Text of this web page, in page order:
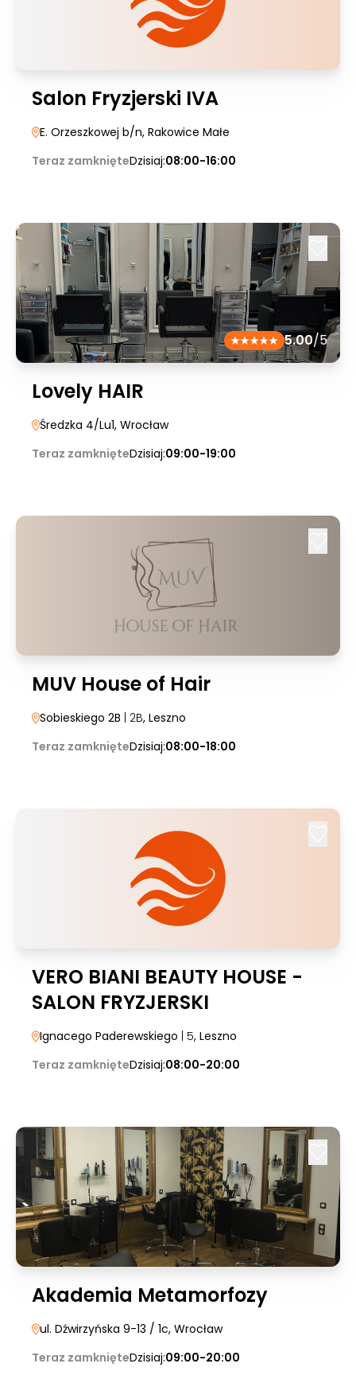
Salon Fryzjerski IVA
E. Orzeszkowej b/n, Rakowice Małe
Teraz zamknięteDzisiaj:08:00-16:00
5.00/5
Lovely HAIR
Średzka 4/Lu1, Wrocław
Teraz zamknięteDzisiaj:09:00-19:00
MUV House of Hair
Sobieskiego 2B | 2B, Leszno
Teraz zamknięteDzisiaj:08:00-18:00
VERO BIANI BEAUTY HOUSE -
SALON FRYZJERSKI
Ignacego Paderewskiego | 5, Leszno
Teraz zamknięteDzisiaj:08:00-20:00
Akademia Metamorfozy
ul. Dźwirzyńska 9-13 / 1c, Wrocław
Teraz zamknięteDzisiaj:09:00-20:00